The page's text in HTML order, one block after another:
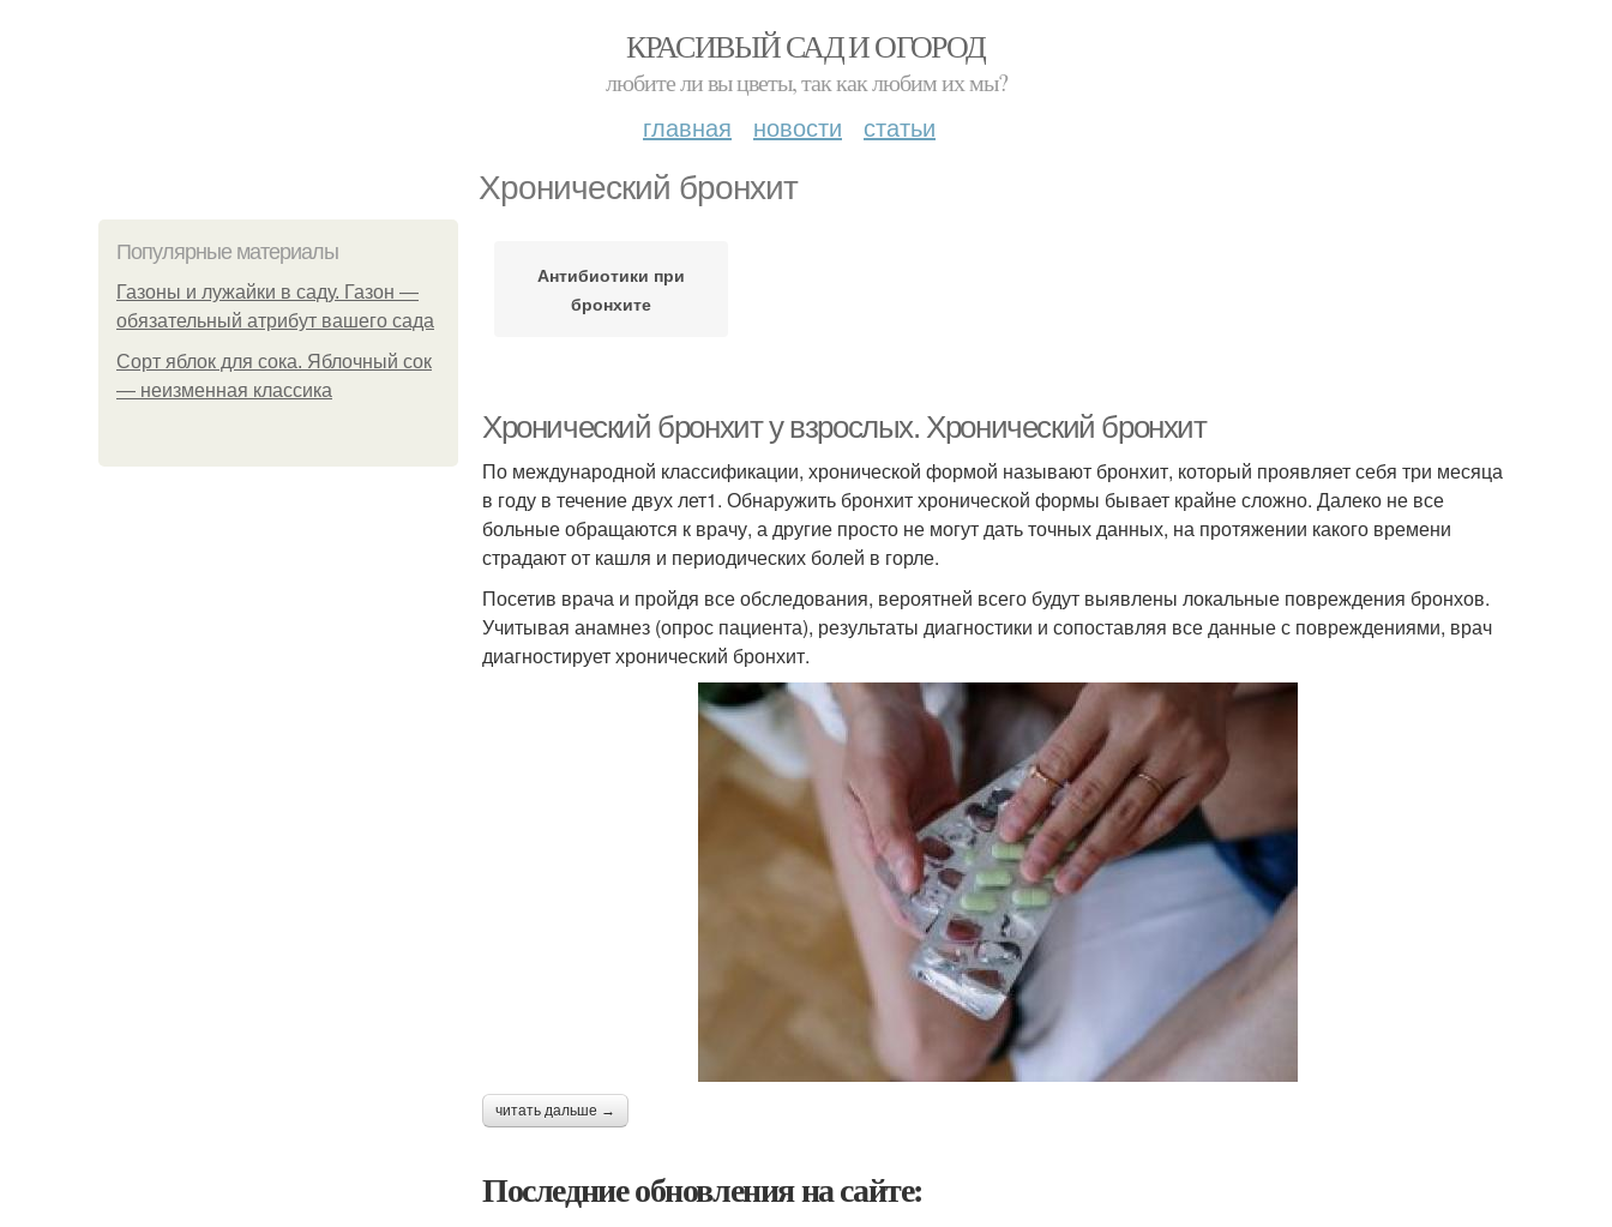
КРАСИВЫЙ САД И ОГОРОД
любите ли вы цветы, так как любим их мы?
главная новости статьи
Хронический бронхит
Популярные материалы
Газоны и лужайки в саду. Газон —
обязательный атрибут вашего сада
Сорт яблок для сока. Яблочный сок
— неизменная классика
Антибиотики при
бронхите
Хронический бронхит у взрослых. Хронический бронхит
По международной классификации, хронической формой называют бронхит, который проявляет себя три месяца
в году в течение двух лет1. Обнаружить бронхит хронической формы бывает крайне сложно. Далеко не все
больные обращаются к врачу, а другие просто не могут дать точных данных, на протяжении какого времени
страдают от кашля и периодических болей в горле.
Посетив врача и пройдя все обследования, вероятней всего будут выявлены локальные повреждения бронхов.
Учитывая анамнез (опрос пациента), результаты диагностики и сопоставляя все данные с повреждениями, врач
диагностирует хронический бронхит.
читать дальше →
Последние обновления на сайте: